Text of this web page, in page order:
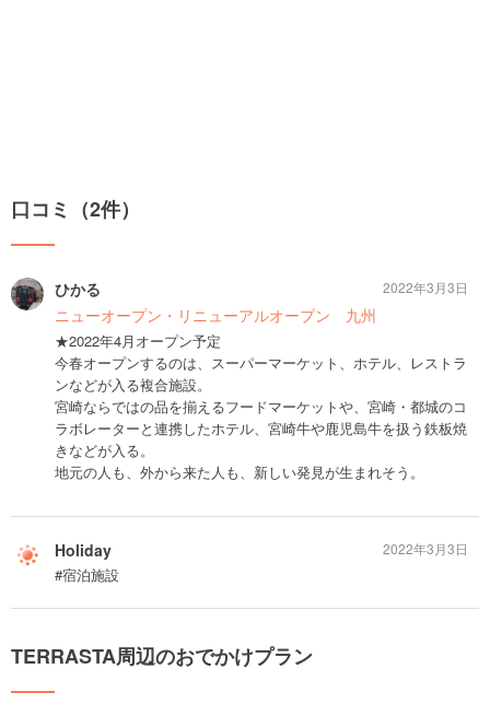
口コミ（2件）
ひかる
ニューオープン・リニューアルオープン 九州
★2022年4月オープン予定
今春オープンするのは、スーパーマーケット、ホテル、レストラ
ンなどが入る複合施設。
宮崎ならではの品を揃えるフードマーケットや、宮崎・都城のコ
ラボレーターと連携したホテル、宮崎牛や鹿児島牛を扱う鉄板焼
きなどが入る。
地元の人も、外から来た人も、新しい発見が生まれそう。
2022年3月3日
Holiday
#宿泊施設
2022年3月3日
TERRASTA周辺のおでかけプラン